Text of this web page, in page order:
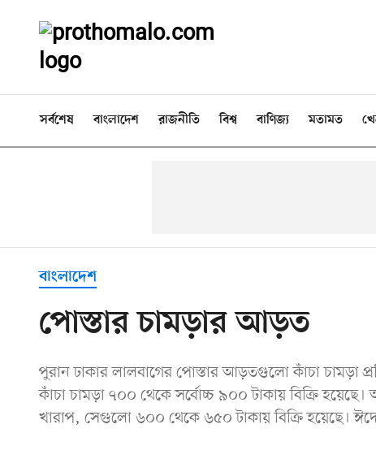
সর্বশেষ বাংলাদেশ রাজনীতি বিশ্ব বাণিজ্য মতামত
বাংলাদেশ
পোস্তার চামড়ার আড়ত
পুরান ঢাকার লালবাগের পোস্তার আড়তগুলো কাঁচা চামড়া
কাঁচা চামড়া ৭০০ থেকে সর্বোচ্চ ৯০০ টাকায় বিক্রি
খারাপ, সেগুলো ৬০০ থেকে ৬৫০ টাকায় বিক্রি হয়েছে।